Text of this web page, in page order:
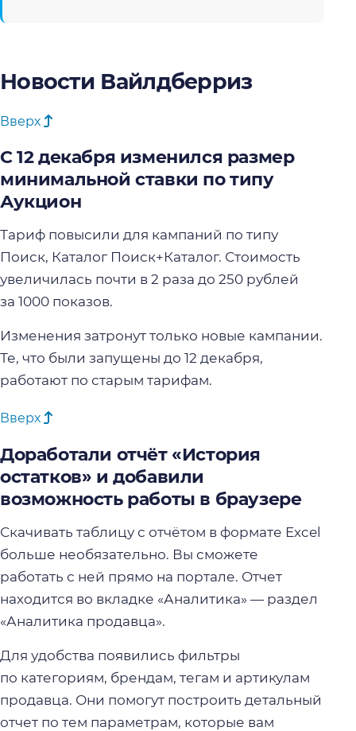
Новости Вайлдберриз
Вверх
С 12 декабря изменился размер
минимальной ставки по типу
Аукцион
Тариф повысили для кампаний по типу
Поиск, Каталог Поиск+Каталог. Стоимость
увеличилась почти в 2 раза до 250 рублей
за 1000 показов.
Изменения затронут только новые кампании.
Те, что были запущены до 12 декабря,
работают по старым тарифам.
Вверх
Доработали отчёт «История
остатков» и добавили
возможность работы в браузере
Скачивать таблицу с отчётом в формате Excel
больше необязательно. Вы сможете
работать с ней прямо на портале. Отчет
находится во вкладке «Аналитика» — раздел
«Аналитика продавца».
Для удобства появились фильтры
по категориям, брендам, тегам и артикулам
продавца. Они помогут построить детальный
отчет по тем параметрам, которые вам